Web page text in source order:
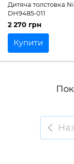
Дитяча толстовка
DH9485-011
2 270 грн
Купити